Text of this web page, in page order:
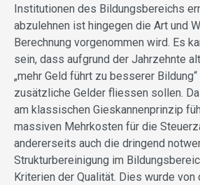
Institutionen des Bildungsbereichs
abzulehnen ist hingegen die Art und
Berechnung vorgenommen wird. Es
sein, dass aufgrund der Jahrzehnte
„mehr Geld führt zu besserer
zusätzliche Gelder fliessen sollen.
am klassischen Gieskannenprinzip
massiven Mehrkosten für die
andererseits auch die dringend
Strukturbereinigung im
Kriterien der Qualität. Dies wurde von